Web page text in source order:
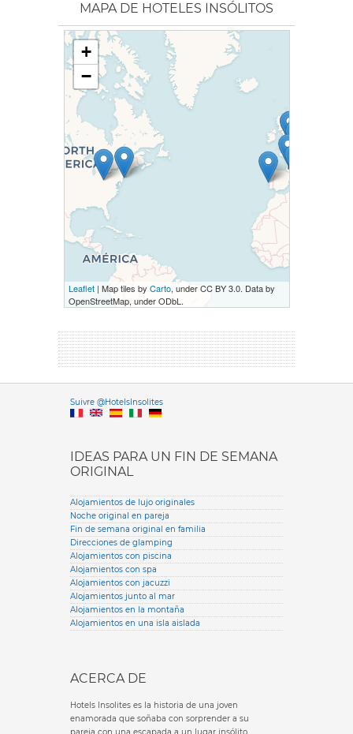
MAPA DE HOTELES INSÓLITOS
+
−
Leaflet| Map tiles by Carto, under CC BY 3.0. Data by
OpenStreetMap, under ODbL.
Suivre @HotelsInsolitesVersione
IDEAS PARA UN FIN DE SEMANA
ORIGINAL
Alojamientos de lujo originales
Noche original en pareja
Fin de semana original en familia
Direcciones de glamping
Alojamientos con piscina
Alojamientos con spa
Alojamientos con jacuzzi
Alojamientos junto al mar
Alojamientos en la montaña
Alojamientos en una isla aislada
ACERCA DE
Hotels Insolites es la historia de una joven
enamorada que soñaba con sorprender a su